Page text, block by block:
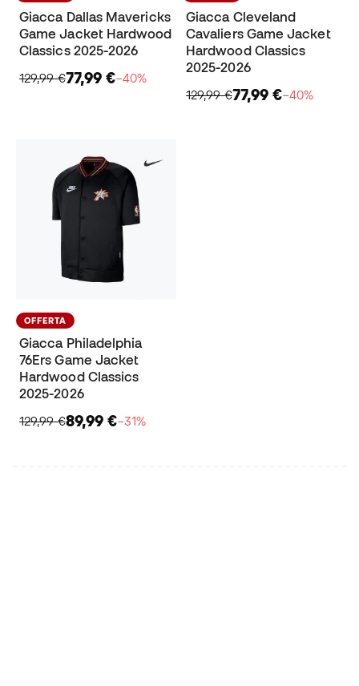
Giacca Dallas Mavericks
Game Jacket Hardwood
Classics 2025-2026
129,99 €77,99 €−40%
Giacca Cleveland
Cavaliers Game Jacket
Hardwood Classics
2025-2026
129,99 €77,99 €−40%
OFFERTA
Giacca Philadelphia
76Ers Game Jacket
Hardwood Classics
2025-2026
129,99 €89,99 €−31%